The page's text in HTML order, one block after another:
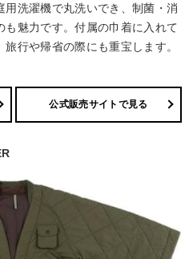
洗濯機で丸洗いでき、制菌・消
魅力です。付属の巾着に入れて
行や帰省の際にも重宝します。
公式販売サイトで見る